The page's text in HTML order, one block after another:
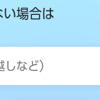
い場合は